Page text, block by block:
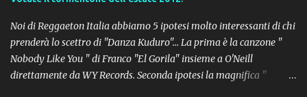
Noi di Reggaeton Italia abbiamo 5 ipotesi molto interessanti di chi
prenderà lo scettro di "Danza Kuduro"... La prima è la canzone "
Nobody Like You " di Franco "El Gorila" insieme a O'Neill
direttamente da WY Records. Seconda ipotesi la magnifica "